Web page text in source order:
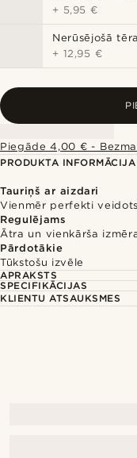
+ 5,95 €
Nerūsējošā
+ 12,95 €
Piegāde 4,00 € -
PRODUKTA INFORMĀCIJA
Tauriņš ar aizdari
Vienmēr perfekti veidots
Regulējams
Ātra un vienkārša
Pārdotākie
Tūkstošu izvēle
APRAKSTS
SPECIFIKĀCIJAS
KLIENTU ATSAUKSMES